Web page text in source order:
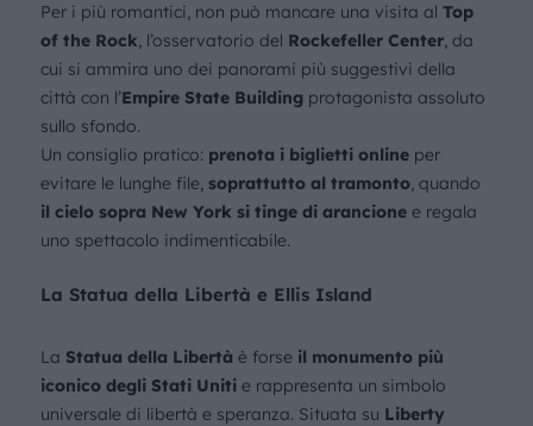
Per i più romantici, non può mancare una visita al Top
of the Rock, l’osservatorio del Rockefeller Center, da
cui si ammira uno dei panorami più suggestivi della
città con l’Empire State Buildingprotagonista assoluto
sullo sfondo.
Un consiglio pratico: prenota i biglietti onlineper
evitare le lunghe file, soprattutto al tramonto, quando
il cielo sopra New York si tinge di arancionee regala
uno spettacolo indimenticabile.
La Statua della Libertà e Ellis Island
La Statua della Libertà è forse il monumento più
iconico degli Stati Unitie rappresenta un simbolo
universale di libertà e speranza. Situata su Liberty